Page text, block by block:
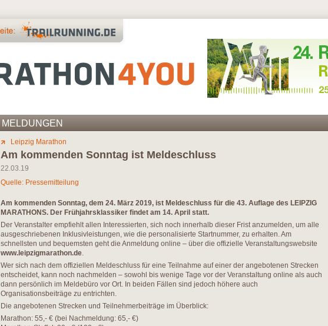
MELDUNGEN
Leipzig Marathon
Am kommenden Sonntag ist Meldeschluss
22.03.19
Quelle: Pressemitteilung
Am kommenden Sonntag, dem 24. März 2019, ist Meldeschluss für die 43. Auflage des LEIPZIG
MARATHONS. Der Frühjahrsklassiker findet am 14. April statt.
Der Veranstalter empfiehlt allen Interessierten, sich noch innerhalb dieser Frist anzumelden, um alle
ausgeschriebenen Inklusivleistungen, wie die personalisierte Startnummer, zu erhalten. Am
schnellsten und bequemsten geht die Anmeldung online – über die offizielle Veranstaltungswebsite
www.leipzigmarathon.de.
Wer sich nach dem offiziellen Meldeschluss für eine Teilnahme auf einer der angebotenen Strecken
entscheidet, kann noch nachmelden – sowohl bis wenige Tage vor der Veranstaltung online als auch
dann persönlich im Meldebüro vor Ort. In beiden Fällen sind jedoch höhere auch
Organisationsbeiträge zu entrichten.
Die angebotenen Strecken und Teilnehmerbeiträge im Überblick:
Marathon: 55,- € (bei Nachmeldung: 65,- €)